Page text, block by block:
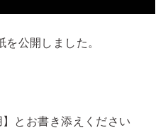
公開しました。
とお書き添えください